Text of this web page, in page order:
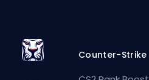
Counter-Strike